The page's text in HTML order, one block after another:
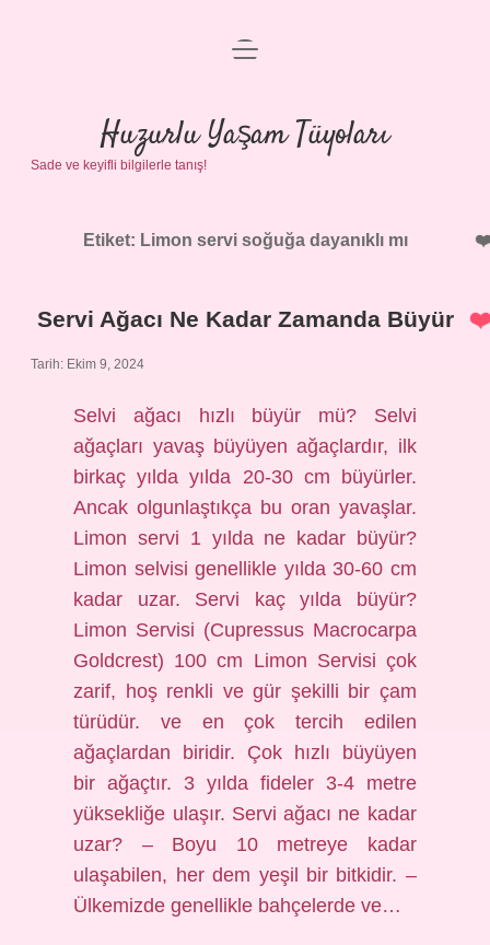
Anasayfa
Gizlilik Politikası
Yasal Uyarı
menüyü
Huzurlu Yaşam Tüyoları
Sade ve keyifli bilgilerle tanış!
Etiket: Limon servi soğuğa dayanıklı mı
Servi Ağacı Ne Kadar Zamanda Büyür
Tarih: Ekim 9, 2024
Selvi ağacı hızlı büyür mü? Selvi
ağaçları yavaş büyüyen ağaçlardır, ilk
birkaç yılda yılda 20-30 cm büyürler.
Ancak olgunlaştıkça bu oran yavaşlar.
Limon servi 1 yılda ne kadar büyür?
Limon selvisi genellikle yılda 30-60 cm
kadar uzar. Servi kaç yılda büyür?
Limon Servisi (Cupressus Macrocarpa
Goldcrest) 100 cm Limon Servisi çok
zarif, hoş renkli ve gür şekilli bir çam
türüdür. ve en çok tercih edilen
ağaçlardan biridir. Çok hızlı büyüyen
bir ağaçtır. 3 yılda fideler 3-4 metre
yüksekliğe ulaşır. Servi ağacı ne kadar
uzar? – Boyu 10 metreye kadar
ulaşabilen, her dem yeşil bir bitkidir. –
Ülkemizde genellikle bahçelerde ve…